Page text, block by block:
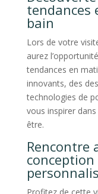
tendances
bain
Lors de votre
aurez
tendances en
innovants, des
technologies de
vous inspirer
être.
Rencontre
conception